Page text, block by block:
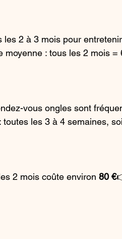
les 2 à 3 mois pour
moyenne : tous les 2 mois =
vous ongles sont
les 3 à 4 semaines,
2 mois coûte environ 80 €